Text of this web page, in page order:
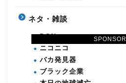
SPONSOR
ネタ・雑談
DQN
ニコニコ
バカ発見器
ブラック企業